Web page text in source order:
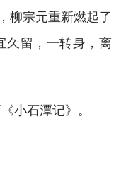
柳宗元重新燃起了
久留，一转身，离
小石潭记》。